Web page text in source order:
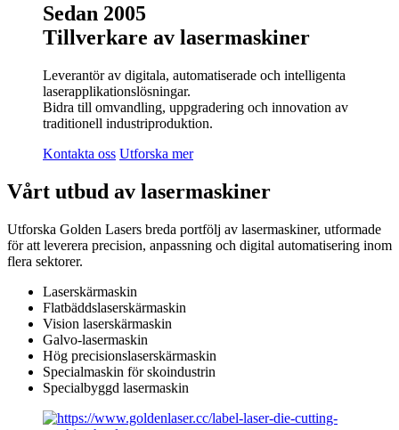
Sedan 2005
Tillverkare av lasermaskiner
Leverantör av digitala, automatiserade och intelligenta
laserapplikationslösningar.
Bidra till omvandling, uppgradering och innovation av
traditionell industriproduktion.
Kontakta oss Utforska mer
Vårt utbud av lasermaskiner
Utforska Golden Lasers breda portfölj av lasermaskiner, utformade
för att leverera precision, anpassning och digital automatisering inom
flera sektorer.
Laserskärmaskin
Flatbäddslaserskärmaskin
Vision laserskärmaskin
Galvo-lasermaskin
Hög precisionslaserskärmaskin
Specialmaskin för skoindustrin
Specialbyggd lasermaskin